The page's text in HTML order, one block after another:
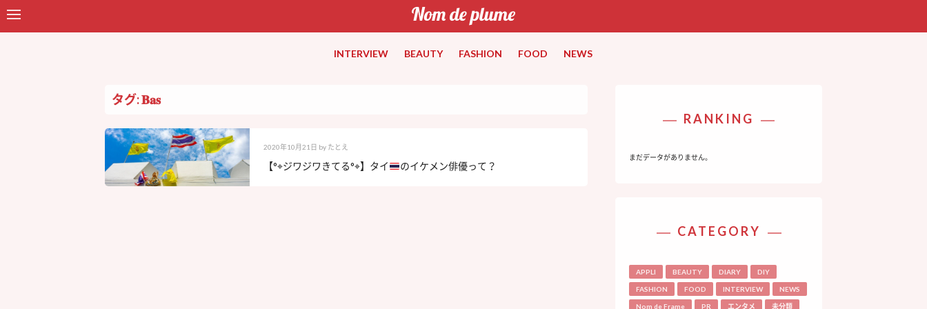
INTERVIEW BEAUTY FASHION FOOD NEWS
タグ: 𝐁𝐚𝐬
2020年10月21日 by たとえ
【°⌖ジワジワきてる°⌖】タイ のイケメン俳優って？
RANKING
まだデータがありません。
CATEGORY
APPLI BEAUTY DIARY DIY
FASHION FOOD INTERVIEW NEWS
Nom de Frame PR エンタメ 未分類